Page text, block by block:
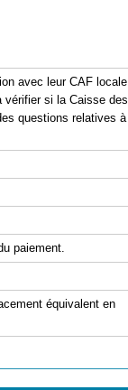
avec leur CAF locale,
vérifier si la Caisse des
questions relatives à
paiement.
équivalent en